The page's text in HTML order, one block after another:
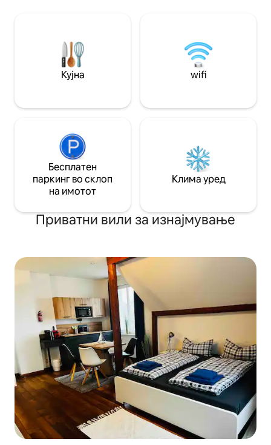
многу простор за опуштање и
рекреација. Со нетрпение го
очекуваме вашиот одмор од
соништата во нашиот удобен и
До Travemünde
да се стигне
патека на
Кујна wifi
Бесплатен
паркинг во склоп
на имотот
Клима уред
Приватни вили за изнајмување